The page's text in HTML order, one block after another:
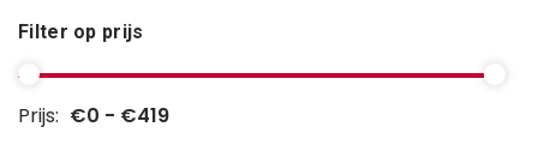
Filter op prijs
Prijs: €0 - €419